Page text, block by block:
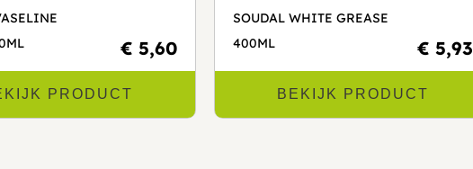
€ 5,60
PRODUCT
SOUDAL WHITE GREASE
400ML
€ 5,93
BEKIJK PRODUCT